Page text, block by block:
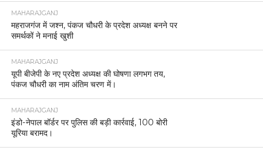
MAHARAJGANJ
महराजगंज में जश्न, पंकज चौधरी के प्रदेश अध्यक्ष बनने पर
समर्थकों ने मनाई खुशी
MAHARAJGANJ
यूपी बीजेपी के नए प्रदेश अध्यक्ष की घोषणा लगभग तय,
पंकज चौधरी का नाम अंतिम चरण में।
MAHARAJGANJ
इंडो-नेपाल बॉर्डर पर पुलिस की बड़ी कार्रवाई, 100 बोरी
यूरिया बरामद।